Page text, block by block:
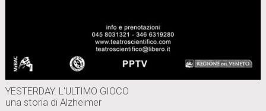
YESTERDAY. L'ULTIMO GIOCO
una storia di Alzheimer